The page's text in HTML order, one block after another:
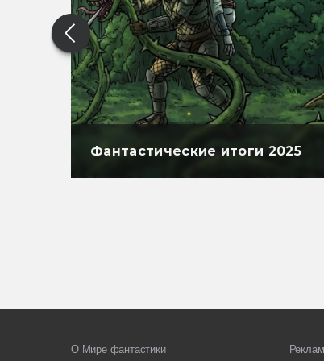
Фантастические итоги 2025
О Мире фантастики